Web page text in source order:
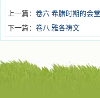
上一篇： 卷六 希腊时期的会
下一篇： 卷八 雅各祷文